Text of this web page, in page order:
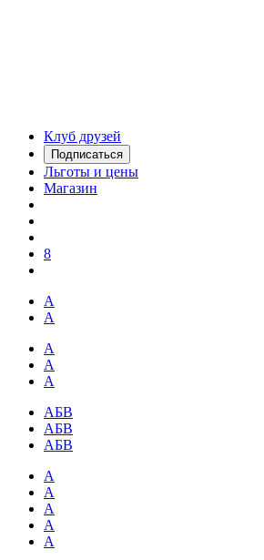
Клуб друзей
Подписаться
Льготы и цены
Магазин
8
А
А
А
А
А
АБВ
АБВ
АБВ
А
А
А
А
А